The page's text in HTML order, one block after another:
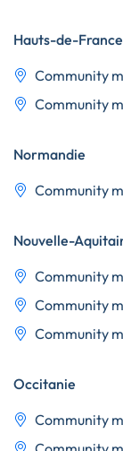
Hauts-de-France
Community
Community
Normandie
Community
Nouvelle-
Community
Community
Community
Occitanie
Community